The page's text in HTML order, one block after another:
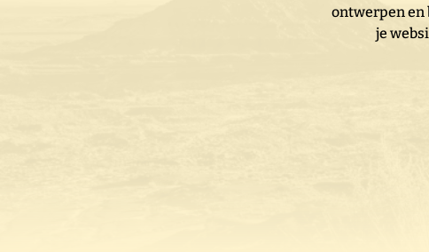
ontwerpen en
je